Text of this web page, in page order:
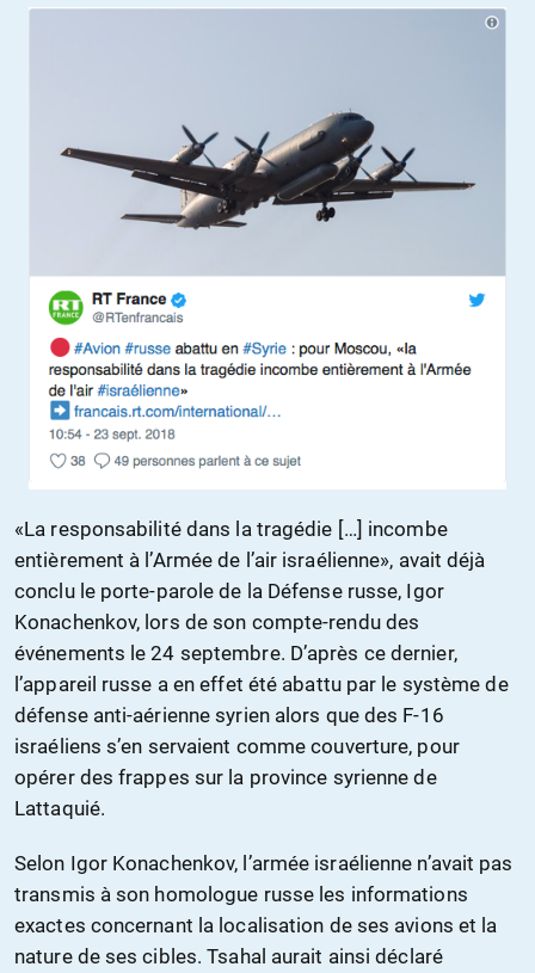
«La responsabilité dans la tragédie […] incombe
entièrement à l’Armée de l’air israélienne», avait déjà
conclu le porte-parole de la Défense russe, Igor
Konachenkov, lors de son compte-rendu des
événements le 24 septembre. D’après ce dernier,
l’appareil russe a en effet été abattu par le système de
défense anti-aérienne syrien alors que des F-16
israéliens s’en servaient comme couverture, pour
opérer des frappes sur la province syrienne de
Lattaquié.
Selon Igor Konachenkov, l’armée israélienne n’avait pas
transmis à son homologue russe les informations
exactes concernant la localisation de ses avions et la
nature de ses cibles. Tsahal aurait ainsi déclaré